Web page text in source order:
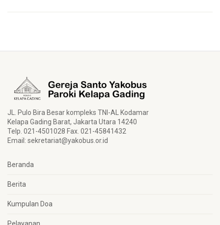
JL. Pulo Bira Besar kompleks TNI-AL Kodamar
Kelapa Gading Barat, Jakarta Utara 14240
Telp. 021-4501028 Fax. 021-45841432
Email: sekretariat@yakobus.or.id
Beranda
Berita
Kumpulan Doa